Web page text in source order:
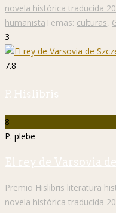
novela histórica traducida
humanistaTemas: culturas,
3
7.8
P. Hislibris
8
P. plebe
El rey de Varsovia
Premio Hislibris literatura
novela histórica traducida